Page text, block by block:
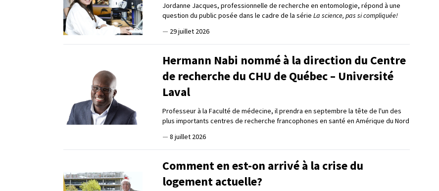
Jordanne Jacques, professionnelle de recherche en entomologie, répond à une
question du public posée dans le cadre de la série La science, pas si compliquée!
— 29 juillet 2026
Hermann Nabi nommé à la direction du Centre
de recherche du CHU de Québec – Université
Laval
Professeur à la Faculté de médecine, il prendra en septembre la tête de l'un des
plus importants centres de recherche francophones en santé en Amérique du Nord
— 8 juillet 2026
Comment en est-on arrivé à la crise du
logement actuelle?